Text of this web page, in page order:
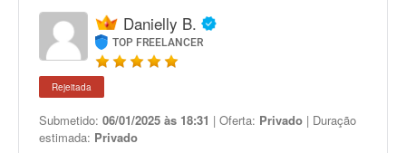
Danielly B.
TOP FREELANCER
Rejeitada
Submetido: 06/01/2025 às 18:31 | Oferta: Privado | Duração
estimada: Privado